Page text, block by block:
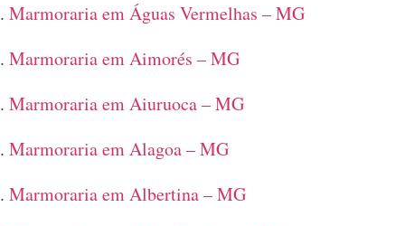
Marmoraria em Águas Vermelhas – MG
Marmoraria em Aimorés – MG
Marmoraria em Aiuruoca – MG
Marmoraria em Alagoa – MG
Marmoraria em Albertina – MG